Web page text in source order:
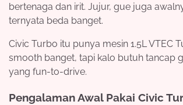
bertenaga dan irit. Jujur, gue juga
ternyata beda banget.
Civic Turbo itu punya mesin 1.5L VTEC
smooth banget, tapi kalo butuh tancap
yang fun-to-drive.
Pengalaman Awal Pakai Civic